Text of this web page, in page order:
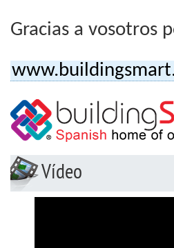
Gracias a vosotros
Vídeo